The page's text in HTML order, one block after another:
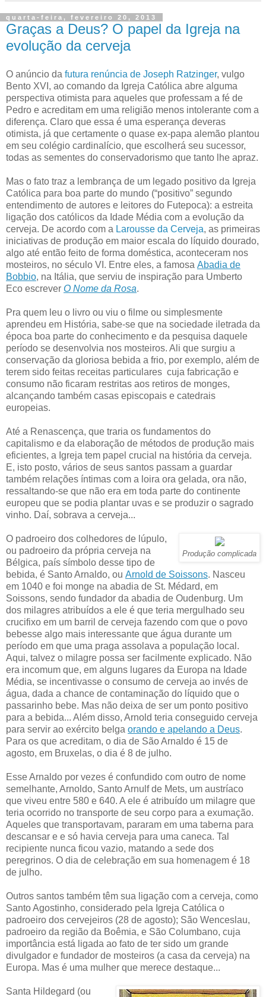
quarta-feira, fevereiro 20, 2013
Graças a Deus? O papel da Igreja na
evolução da cerveja
O anúncio da futura renúncia de Joseph Ratzinger, vulgo
Bento XVI, ao comando da Igreja Católica abre alguma
perspectiva otimista para aqueles que professam a fé de
Pedro e acreditam em uma religião menos intolerante com a
diferença. Claro que essa é uma esperança deveras
otimista, já que certamente o quase ex-papa alemão plantou
em seu colégio cardinalício, que escolherá seu sucessor,
todas as sementes do conservadorismo que tanto lhe apraz.
Mas o fato traz a lembrança de um legado positivo da Igreja
Católica para boa parte do mundo (“positivo” segundo
entendimento de autores e leitores do Futepoca): a estreita
ligação dos católicos da Idade Média com a evolução da
cerveja. De acordo com a Larousse da Cerveja, as primeiras
iniciativas de produção em maior escala do líquido dourado,
algo até então feito de forma doméstica, aconteceram nos
mosteiros, no século VI. Entre eles, a famosa Abadia de
Bobbio, na Itália, que serviu de inspiração para Umberto
Eco escrever O Nome da Rosa.
Pra quem leu o livro ou viu o filme ou simplesmente
aprendeu em História, sabe-se que na sociedade iletrada da
época boa parte do conhecimento e da pesquisa daquele
período se desenvolvia nos mosteiros. Ali que surgiu a
conservação da gloriosa bebida a frio, por exemplo, além de
terem sido feitas receitas particulares cuja fabricação e
consumo não ficaram restritas aos retiros de monges,
alcançando também casas episcopais e catedrais
europeias.
Até a Renascença, que traria os fundamentos do
capitalismo e da elaboração de métodos de produção mais
eficientes, a Igreja tem papel crucial na história da cerveja.
E, isto posto, vários de seus santos passam a guardar
também relações íntimas com a loira ora gelada, ora não,
ressaltando-se que não era em toda parte do continente
europeu que se podia plantar uvas e se produzir o sagrado
vinho. Daí, sobrava a cerveja...
Produção complicada
O padroeiro dos colhedores de lúpulo,
ou padroeiro da própria cerveja na
Bélgica, país símbolo desse tipo de
bebida, é Santo Arnaldo, ou Arnold de Soissons. Nasceu
em 1040 e foi monge na abadia de St. Médard, em
Soissons, sendo fundador da abadia de Oudenburg. Um
dos milagres atribuídos a ele é que teria mergulhado seu
crucifixo em um barril de cerveja fazendo com que o povo
bebesse algo mais interessante que água durante um
período em que uma praga assolava a população local.
Aqui, talvez o milagre possa ser facilmente explicado. Não
era incomum que, em alguns lugares da Europa na Idade
Média, se incentivasse o consumo de cerveja ao invés de
água, dada a chance de contaminação do líquido que o
passarinho bebe. Mas não deixa de ser um ponto positivo
para a bebida... Além disso, Arnold teria conseguido cerveja
para servir ao exército belga orando e apelando a Deus.
Para os que acreditam, o dia de São Arnaldo é 15 de
agosto, em Bruxelas, o dia é 8 de julho.
Esse Arnaldo por vezes é confundido com outro de nome
semelhante, Arnoldo, Santo Arnulf de Mets, um austríaco
que viveu entre 580 e 640. A ele é atribuído um milagre que
teria ocorrido no transporte de seu corpo para a exumação.
Aqueles que transportavam, pararam em uma taberna para
descansar e e só havia cerveja para uma caneca. Tal
recipiente nunca ficou vazio, matando a sede dos
peregrinos. O dia de celebração em sua homenagem é 18
de julho.
Outros santos também têm sua ligação com a cerveja, como
Santo Agostinho, considerado pela Igreja Católica o
padroeiro dos cervejeiros (28 de agosto); São Wenceslau,
padroeiro da região da Boêmia, e São Columbano, cuja
importância está ligada ao fato de ter sido um grande
divulgador e fundador de mosteiros (a casa da cerveja) na
Europa. Mas é uma mulher que merece destaque...
Santa Hildegard (ou